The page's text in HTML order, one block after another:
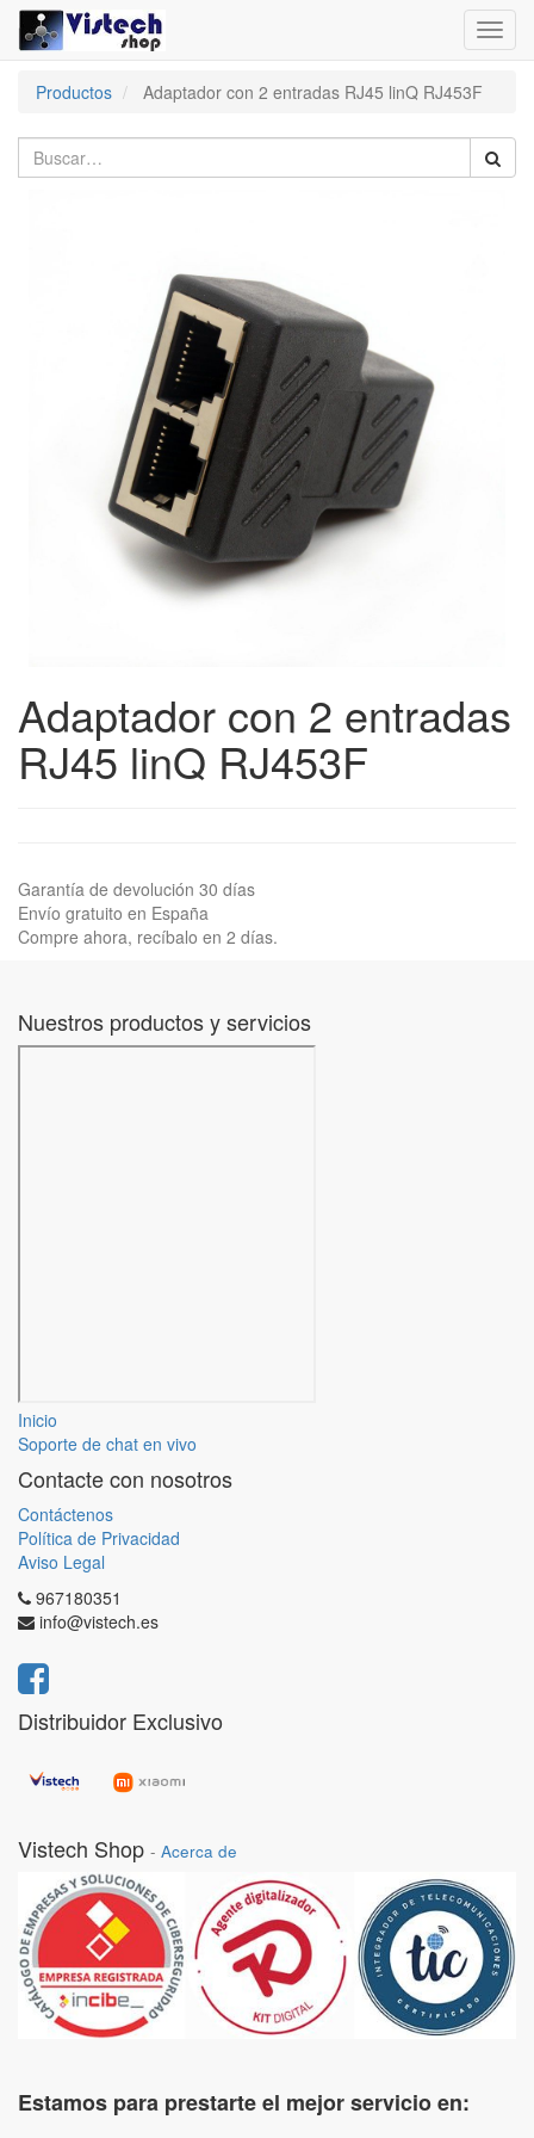
Productos
Adaptador con 2 entradas RJ45 linQ RJ453F
Adaptador con 2 entradas
RJ45 linQ RJ453F
Garantía de devolución 30 días
Envío gratuito en España
Compre ahora, recíbalo en 2 días.
Nuestros productos y servicios
Inicio
Soporte de chat en vivo
Contacte con nosotros
Contáctenos
Política de Privacidad
Aviso Legal
967180351
info@vistech.es
Distribuidor Exclusivo
Vistech Shop - Acerca de
Estamos para prestarte el mejor servicio en: